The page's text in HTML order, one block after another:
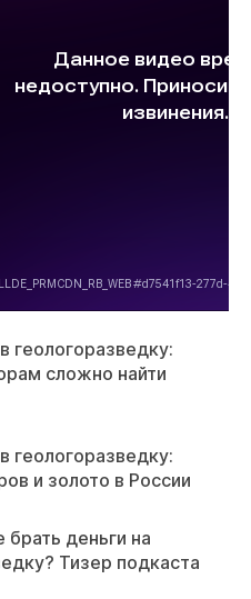
геологоразведку:
сложно найти
геологоразведку:
и золото в России
деньги на
Тизер подкаста